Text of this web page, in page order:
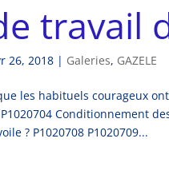
travail
26, 2018 | Galeries, GAZELE
les habituels courageux
Conditionnement
? P1020708 P1020709...